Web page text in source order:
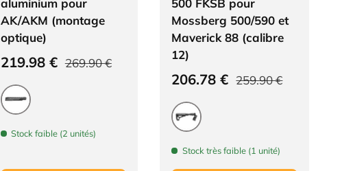
aluminium pour
AK/AKM (montage
optique)
Prix soldé
219.98 € Prix habituel
269.90 €
Noir
Stock faible (2 unités)
500 FKSB pour
Mossberg 500/590 et
Maverick 88 (calibre
12)
Prix soldé
206.78 € Prix habituel
259.90 €
Noir
Stock très faible (1 unité)